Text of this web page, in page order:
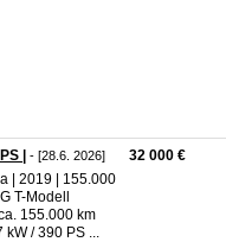
| - [28.6. 2026]
| 2019 | 155.000
T-Modell
155.000 km
/ 390 PS ...
32 000 €